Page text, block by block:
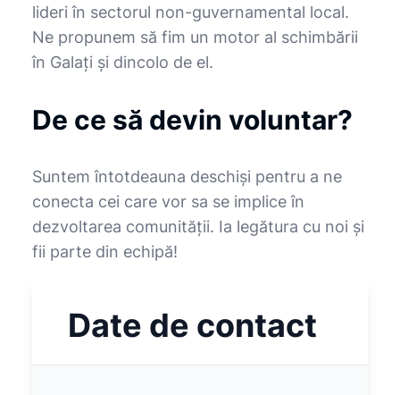
lideri în sectorul non-guvernamental local.
Ne propunem să fim un motor al schimbării
în Galați și dincolo de el.
De ce să devin voluntar?
Suntem întotdeauna deschiși pentru a ne
conecta cei care vor sa se implice în
dezvoltarea comunității. Ia legătura cu noi și
fii parte din echipă!
Date de contact